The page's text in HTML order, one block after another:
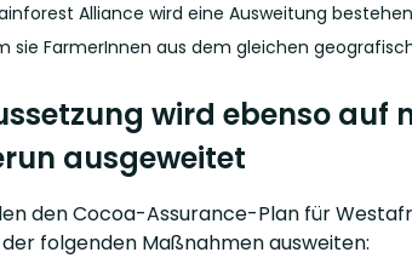
Alliance wird eine Ausweitung
sie FarmerInnen aus dem gleichen
wird ebenso
ausgeweitet
den Cocoa-Assurance-Plan für
folgenden Maßnahmen ausweiten: